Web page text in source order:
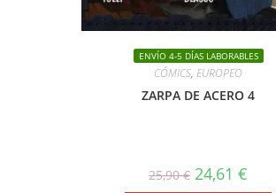
ENVÍO 4-5 DÍAS LABORABLES
CÓMICS, EUROPEO
ZARPA DE ACERO 4
25,90€ El
precio
24,61 €